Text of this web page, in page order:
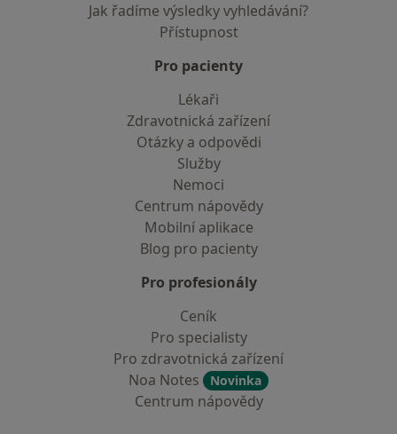
Jak řadíme výsledky vyhledávání?
Přístupnost
Pro pacienty
Lékaři
Zdravotnická zařízení
Otázky a odpovědi
Služby
Nemoci
Centrum nápovědy
Mobilní aplikace
Blog pro pacienty
Pro profesionály
Ceník
Pro specialisty
Pro zdravotnická zařízení
Noa Notes
Novinka
Centrum nápovědy